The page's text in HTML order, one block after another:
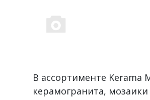
В ассортименте Kerama
керамогранита,